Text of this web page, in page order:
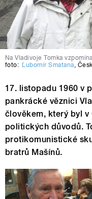
Na Vladivoje Tomka
foto: Ľubomír Smatana,
17. listopadu 1960 v
pankrácké věznici
člověkem, který byl v
politických důvodů.
protikomunistické
bratrů Mašínů.